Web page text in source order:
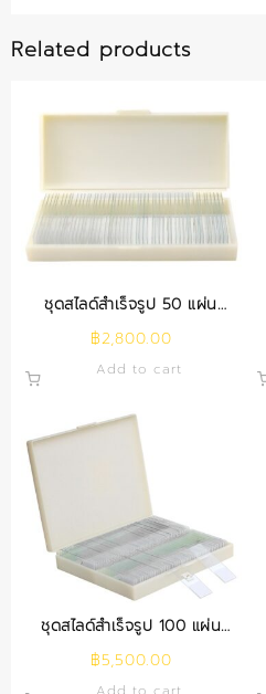
Related products
ชุดสไลด์สำเร็จรูป 50 แผ่น
(พร้อมกล่อง)
฿2,800.00
Add to cart
ชุดสไลด์สำเร็จรูป 100 แผ่น
(พร้อมกล่อง)
฿5,500.00